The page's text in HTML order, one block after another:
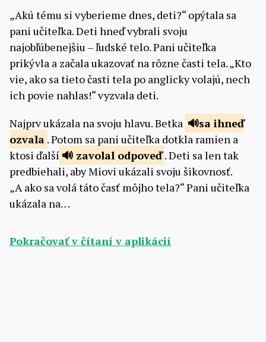
„Akú tému si vyberieme dnes, deti?“ opýtala sa
pani učiteľka. Deti hneď vybrali svoju
najobľúbenejšiu – ľudské telo. Pani učiteľka
prikývla a začala ukazovať na rôzne časti tela. „Kto
vie, ako sa tieto časti tela po anglicky volajú, nech
ich povie nahlas!“ vyzvala deti.
Najprv ukázala na svoju hlavu. Betka
sa ihneď
ozvala . Potom sa pani učiteľka dotkla ramien a
ktosi ďalší
zavolal odpoveď . Deti sa len tak
predbiehali, aby Miovi ukázali svoju šikovnosť.
„A ako sa volá táto časť môjho tela?“ Pani učiteľka
ukázala na…
Pokračovať v čítaní v aplikácií